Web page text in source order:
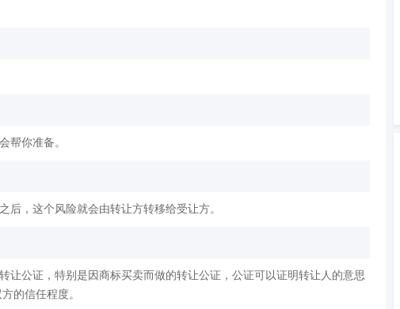
帮你准备。
，这个风险就会由转让方转移给受让方。
公证，特别是因商标买卖而做的转让公证，公证可以证明转让人的意思
的信任程度。